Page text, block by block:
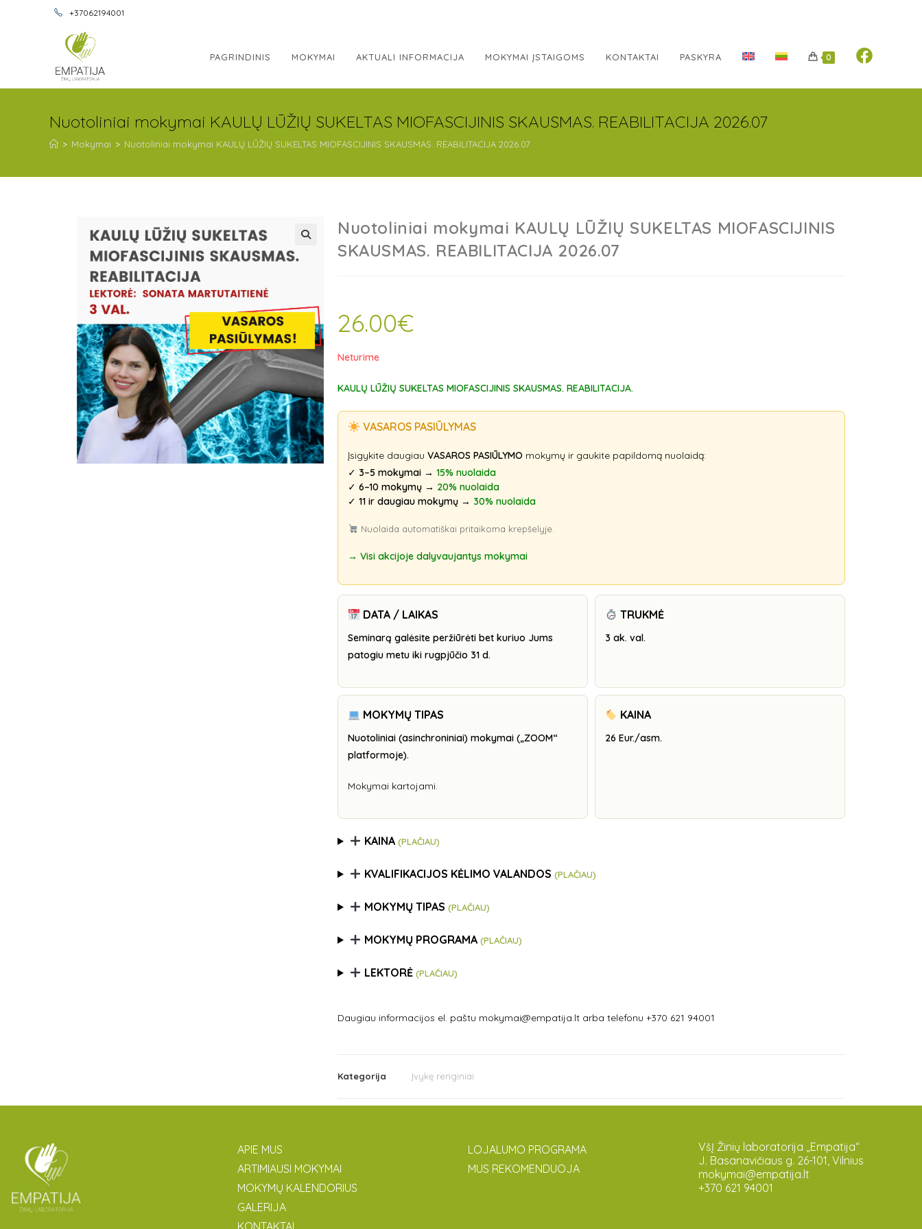
+37062194001
PAGRINDINIS MOKYMAI AKTUALI INFORMACIJA MOKYMAI ĮSTAIGOMS KONTAKTAI PASKYRA 0
Nuotoliniai mokymai KAULŲ LŪŽIŲ SUKELTAS MIOFASCIJINIS SKAUSMAS. REABILITACIJA 2026.07
> Mokymai > Nuotoliniai mokymai KAULŲ LŪŽIŲ SUKELTAS MIOFASCIJINIS SKAUSMAS. REABILITACIJA 2026.07
Nuotoliniai mokymai KAULŲ LŪŽIŲ SUKELTAS MIOFASCIJINIS
SKAUSMAS. REABILITACIJA 2026.07
26.00€
Neturime
KAULŲ LŪŽIŲ SUKELTAS MIOFASCIJINIS SKAUSMAS. REABILITACIJA.
VASAROS PASIŪLYMAS
Įsigykite daugiau VASAROS PASIŪLYMO mokymų ir gaukite papildomą nuolaidą:
✓ 3–5 mokymai→ 15% nuolaida
✓ 6–10 mokymų→ 20% nuolaida
✓ 11 ir daugiau mokymų→ 30% nuolaida
Nuolaida automatiškai pritaikoma krepšelyje.
→ Visi akcijoje dalyvaujantys mokymai
DATA / LAIKAS
Seminarą galėsite peržiūrėti bet kuriuo Jums
patogiu metu iki rugpjūčio 31 d.
TRUKMĖ
3 ak. val.
MOKYMŲ TIPAS
Nuotoliniai (asinchroniniai) mokymai („ZOOM“
platformoje).
Mokymai kartojami.
KAINA
26 Eur./asm.
KAINA(PLAČIAU)
KVALIFIKACIJOS KĖLIMO VALANDOS(PLAČIAU)
MOKYMŲ TIPAS(PLAČIAU)
MOKYMŲ PROGRAMA(PLAČIAU)
LEKTORĖ(PLAČIAU)
Daugiau informacijos el. paštu mokymai@empatija.lt arba telefonu +370 621 94001
Kategorija Įvykę renginiai
APIE MUS
ARTIMIAUSI MOKYMAI
MOKYMŲ KALENDORIUS
GALERIJA
KONTAKTAI
LOJALUMO PROGRAMA
MUS REKOMENDUOJA
VšĮ Žinių laboratorija „Empatija“
J. Basanavičiaus g. 26-101, Vilnius
mokymai@empatija.lt
+370 621 94001